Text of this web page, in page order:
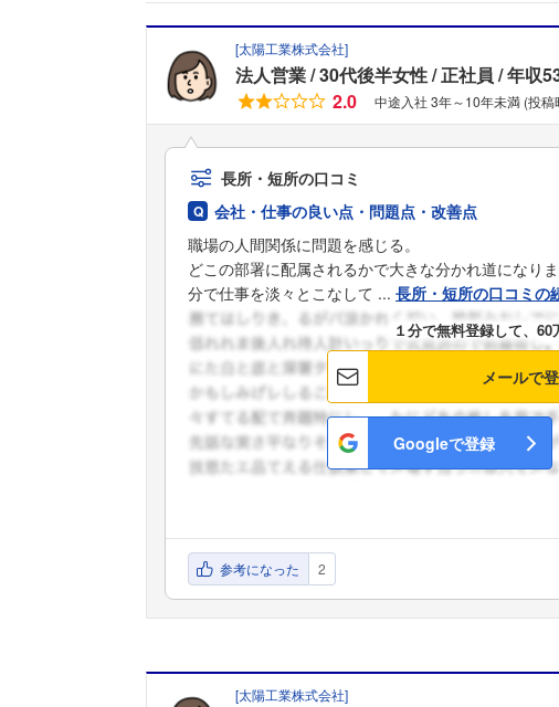
[太陽工業株式会社]
法人営業 30代後半女性 正社員 年収
2.0
中途入社 3年～10年未満 (投稿
長所・短所の口コミ
会社・仕事の良い点・問題点・改善点
職場の人間関係に問題を感じる。
どこの部署に配属されるかで大きな分かれ道になり
分で仕事を淡々とこなして ... 長所・短所の口コミの
１分で無料登録して、60
メールで
Googleで登録
参考になった 2
[太陽工業株式会社]